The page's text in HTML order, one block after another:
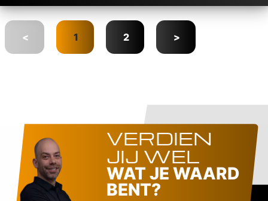
< 1 2 >
VERDIEN
JIJ WEL
WAT JE WAARD
BENT?